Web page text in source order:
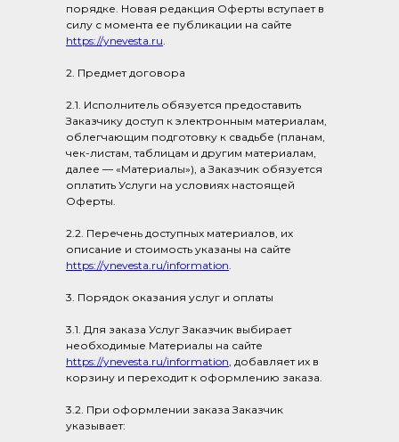
порядке. Новая редакция Оферты вступает в
силу с момента ее публикации на сайте
https://ynevesta.ru.
2. Предмет договора
2.1. Исполнитель обязуется предоставить
Заказчику доступ к электронным материалам,
облегчающим подготовку к свадьбе (планам,
чек-листам, таблицам и другим материалам,
далее — «Материалы»), а Заказчик обязуется
оплатить Услуги на условиях настоящей
Оферты.
2.2. Перечень доступных материалов, их
описание и стоимость указаны на сайте
https://ynevesta.ru/information.
3. Порядок оказания услуг и оплаты
3.1. Для заказа Услуг Заказчик выбирает
необходимые Материалы на сайте
https://ynevesta.ru/information, добавляет их в
корзину и переходит к оформлению заказа.
3.2. При оформлении заказа Заказчик
указывает: